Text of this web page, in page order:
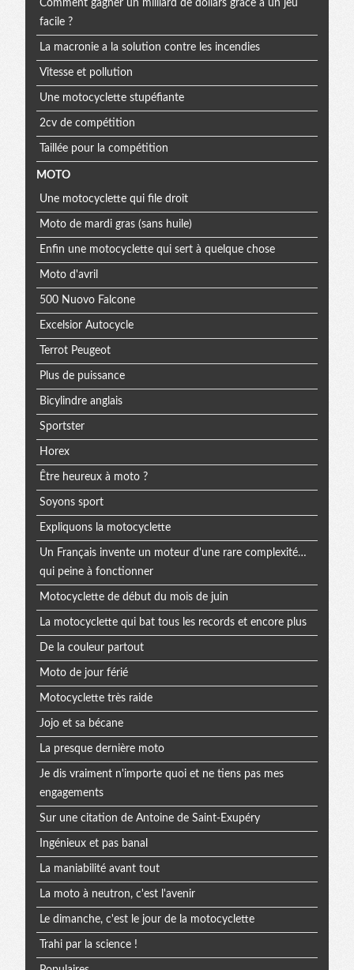
Comment gagner un milliard de dollars grâce à un jeu
facile ?
La macronie a la solution contre les incendies
Vitesse et pollution
Une motocyclette stupéfiante
2cv de compétition
Taillée pour la compétition
MOTO
Une motocyclette qui file droit
Moto de mardi gras (sans huile)
Enfin une motocyclette qui sert à quelque chose
Moto d'avril
500 Nuovo Falcone
Excelsior Autocycle
Terrot Peugeot
Plus de puissance
Bicylindre anglais
Sportster
Horex
Être heureux à moto ?
Soyons sport
Expliquons la motocyclette
Un Français invente un moteur d'une rare complexité…
qui peine à fonctionner
Motocyclette de début du mois de juin
La motocyclette qui bat tous les records et encore plus
De la couleur partout
Moto de jour férié
Motocyclette très raide
Jojo et sa bécane
La presque dernière moto
Je dis vraiment n'importe quoi et ne tiens pas mes
engagements
Sur une citation de Antoine de Saint-Exupéry
Ingénieux et pas banal
La maniabilité avant tout
La moto à neutron, c'est l'avenir
Le dimanche, c'est le jour de la motocyclette
Trahi par la science !